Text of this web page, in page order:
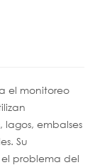
el monitoreo
embalses
Su
problema del